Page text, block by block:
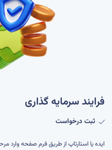
فرایند سرمایه گذاری
ثبت درخواست
ایده یا استارتاپ از طریق فرم صفحه وارد